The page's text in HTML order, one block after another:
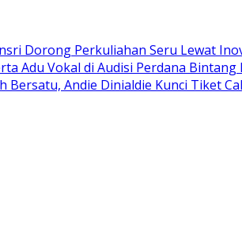
Dorong Perkuliahan Seru Lewat
Adu Vokal di Audisi Perdana
Bersatu, Andie Dinialdie Kunci Tiket